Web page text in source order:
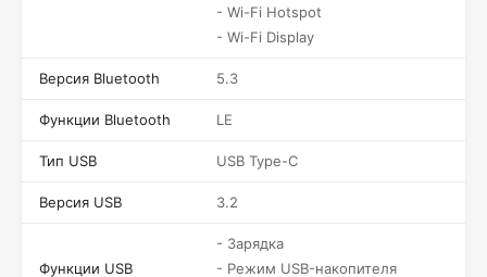
- Wi-Fi Hotspot
- Wi-Fi Display
Версия Bluetooth 5.3
Функции Bluetooth LE
Тип USB USB Type-C
Версия USB 3.2
Функции USB
- Зарядка
- Режим USB-накопителя